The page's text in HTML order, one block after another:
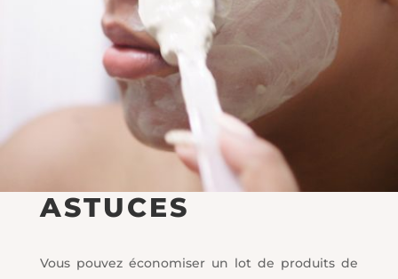
ASTUCES
Vous pouvez économiser un lot de produits de